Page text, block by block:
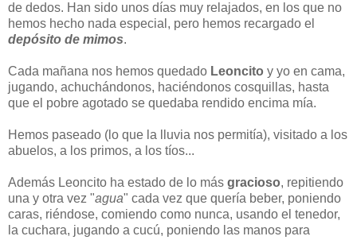
de dedos. Han sido unos días muy relajados, en los que no
hemos hecho nada especial, pero hemos recargado el
depósito de mimos.
Cada mañana nos hemos quedado Leoncito y yo en cama,
jugando, achuchándonos, haciéndonos cosquillas, hasta
que el pobre agotado se quedaba rendido encima mía.
Hemos paseado (lo que la lluvia nos permitía), visitado a los
abuelos, a los primos, a los tíos...
Además Leoncito ha estado de lo más gracioso, repitiendo
una y otra vez "agua" cada vez que quería beber, poniendo
caras, riéndose, comiendo como nunca, usando el tenedor,
la cuchara, jugando a cucú, poniendo las manos para